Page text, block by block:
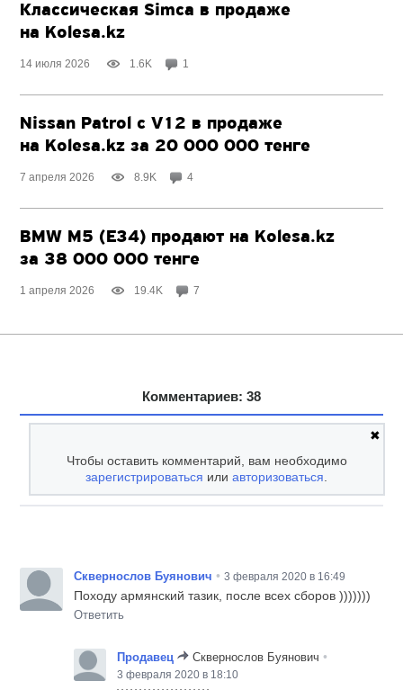
Классическая Simca в продаже
на Kolesa.kz
14 июля 2026 1.6K 1
Nissan Patrol с V12 в продаже
на Kolesa.kz за 20 000 000 тенге
7 апреля 2026 8.9K 4
BMW M5 (E34) продают на Kolesa.kz
за 38 000 000 тенге
1 апреля 2026 19.4K 7
Комментариев: 38
✖
Чтобы оставить комментарий, вам необходимо
зарегистрироваться илиавторизоваться
Сквернослов Буянович • 3 февраля 2020 в 16:49
Походу армянский тазик, после всех сборов )))))))
Ответить
Продавец Сквернослов Буянович •
3 февраля 2020 в 18:10